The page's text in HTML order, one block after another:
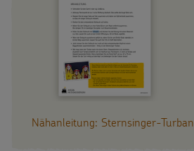
Nähanleitung: Sternsinger-Turban